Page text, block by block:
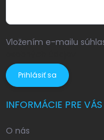
Vložením e-mailu
Prihlásiť sa
INFORMÁCIE PRE VÁS
O nás